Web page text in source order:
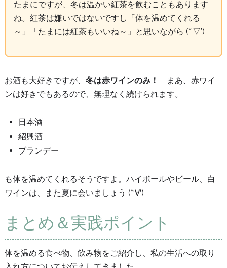
たまにですが、冬は温かい紅茶を飲むこともあります
ね。紅茶は嫌いではないですし「体を温めてくれる
～」「たまには紅茶もいいね～」と思いながら (*’▽’)
お酒も大好きですが、 冬は赤ワインのみ！
まあ、赤ワイ
ンは好きでもあるので、無理なく続けられます。
日本酒
紹興酒
ブランデー
も体を温めてくれるそうですよ。ハイボールやビール、白
ワインは、また夏に会いましょう (*‘∀‘)
まとめ＆実践ポイント
体を温める食べ物、飲み物をご紹介し、私の生活への取り